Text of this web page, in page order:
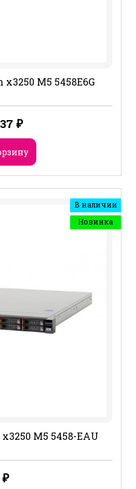
M5 5458E6G
₽
В наличии
Новинка
M5 5458-EAU
₽